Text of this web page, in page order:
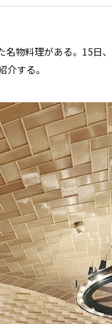
物料理がある。15日、
する。